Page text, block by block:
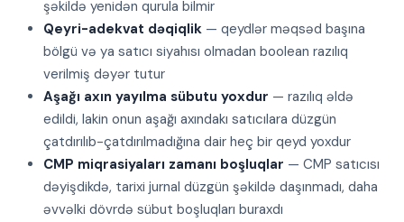
şəkildə yenidən qurula bilmir
Qeyri-adekvat dəqiqlik — qeydlər məqsəd başına
bölgü və ya satıcı siyahısı olmadan boolean razılıq
verilmiş dəyər tutur
Aşağı axın yayılma sübutu yoxdur — razılıq əldə
edildi, lakin onun aşağı axındakı satıcılara düzgün
çatdırılıb-çatdırılmadığına dair heç bir qeyd yoxdur
CMP miqrasiyaları zamanı boşluqlar — CMP satıcısı
dəyişdikdə, tarixi jurnal düzgün şəkildə daşınmadı, daha
əvvəlki dövrdə sübut boşluqları buraxdı